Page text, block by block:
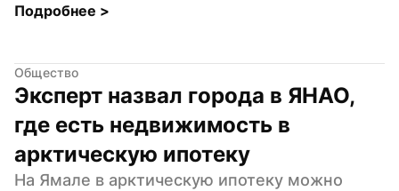
Подробнее >
Общество
Эксперт назвал города в ЯНАО,
где есть недвижимость в
арктическую ипотеку
На Ямале в арктическую ипотеку можно